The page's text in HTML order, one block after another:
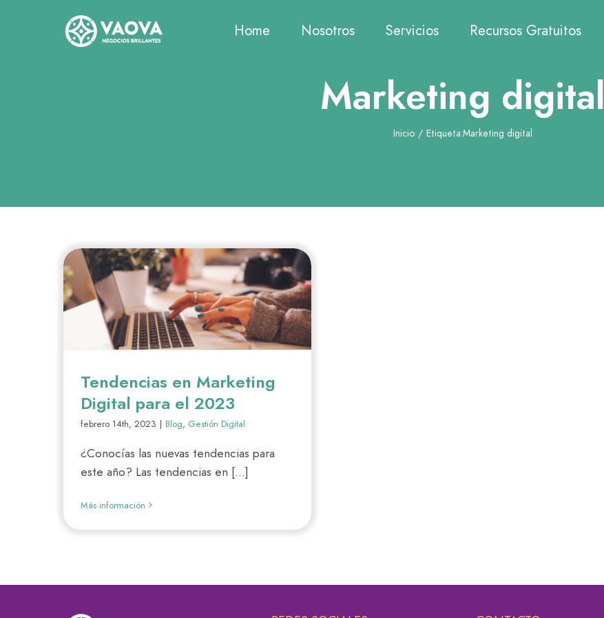
Home Nosotros Servicios Recursos Gratuitos
Marketing digital
Inicio / Etiqueta:Marketing digital
Tendencias en Marketing
Digital para el 2023
febrero 14th, 2023 | Blog, Gestión Digital
¿Conocías las nuevas tendencias para
este año? Las tendencias en [...]
Más información